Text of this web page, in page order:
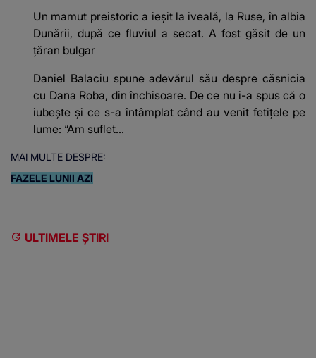
Un mamut preistoric a ieșit la iveală, la Ruse, în albia
Dunării, după ce fluviul a secat. A fost găsit de un
țăran bulgar
Daniel Balaciu spune adevărul său despre căsnicia
cu Dana Roba, din închisoare. De ce nu i-a spus că o
iubește și ce s-a întâmplat când au venit fetițele pe
lume: “Am suflet...
MAI MULTE DESPRE:
FAZELE LUNII AZI
ULTIMELE ȘTIRI